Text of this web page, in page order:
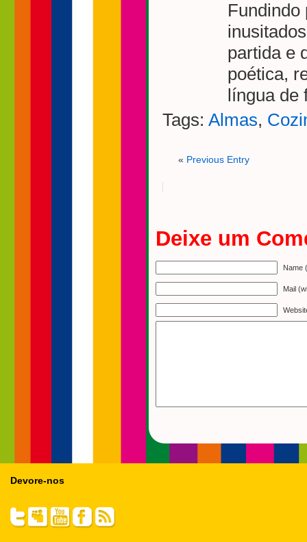
Fundindo
partida e
poética,
língua de
Tags: Almas,
« Previous Entry
Deixe um
Name
Mail
Devore-nos